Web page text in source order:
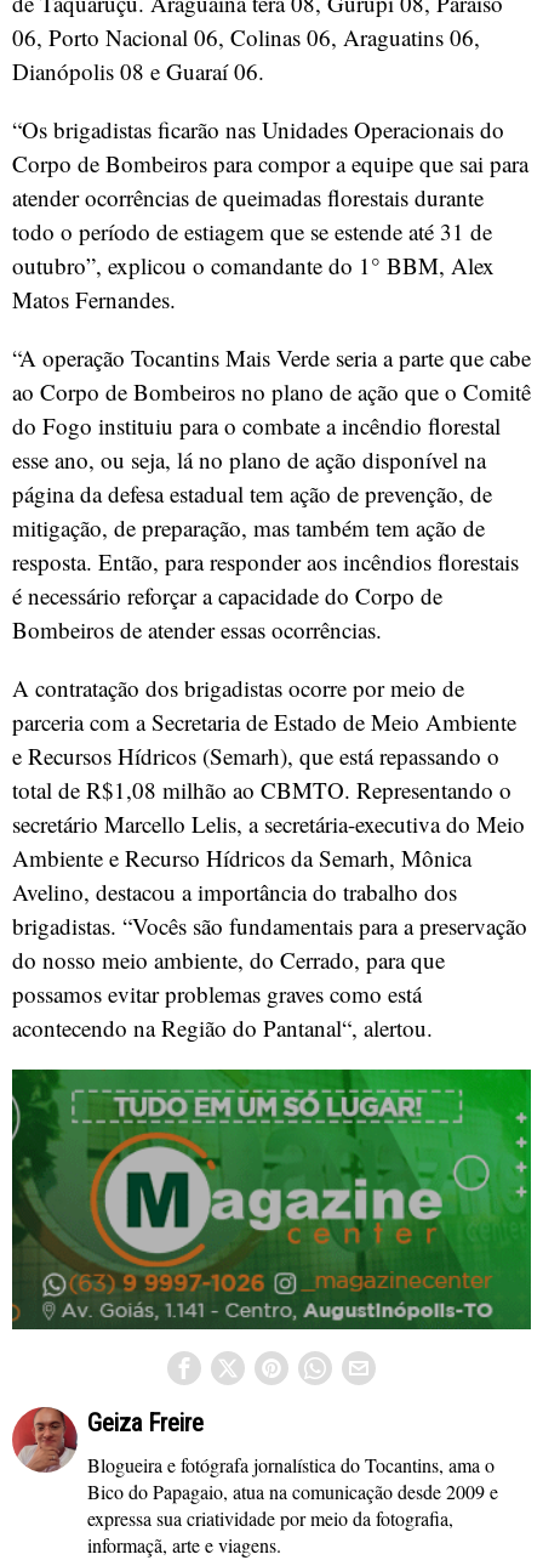
06, Porto Nacional 06, Colinas 06, Araguatins 06,
Dianópolis 08 e Guaraí 06.
“Os brigadistas ficarão nas Unidades Operacionais do
Corpo de Bombeiros para compor a equipe que sai para
atender ocorrências de queimadas florestais durante
todo o período de estiagem que se estende até 31 de
outubro”, explicou o comandante do 1° BBM, Alex
Matos Fernandes.
“A operação Tocantins Mais Verde seria a parte que cabe
ao Corpo de Bombeiros no plano de ação que o Comitê
do Fogo instituiu para o combate a incêndio florestal
esse ano, ou seja, lá no plano de ação disponível na
página da defesa estadual tem ação de prevenção, de
mitigação, de preparação, mas também tem ação de
resposta. Então, para responder aos incêndios florestais
é necessário reforçar a capacidade do Corpo de
Bombeiros de atender essas ocorrências.
A contratação dos brigadistas ocorre por meio de
parceria com a Secretaria de Estado de Meio Ambiente
e Recursos Hídricos (Semarh), que está repassando o
total de R$1,08 milhão ao CBMTO. Representando o
secretário Marcello Lelis, a secretária-executiva do Meio
Ambiente e Recurso Hídricos da Semarh, Mônica
Avelino, destacou a importância do trabalho dos
brigadistas. “Vocês são fundamentais para a preservação
do nosso meio ambiente, do Cerrado, para que
possamos evitar problemas graves como está
acontecendo na Região do Pantanal“, alertou.
Geiza Freire
Blogueira e fotógrafa jornalística do Tocantins, ama o
Bico do Papagaio, atua na comunicação desde 2009 e
expressa sua criatividade por meio da fotografia,
informaçã, arte e viagens.